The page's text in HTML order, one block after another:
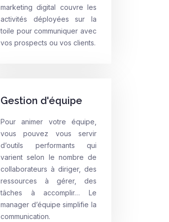
marketing digital couvre les
activités déployées sur la
toile pour communiquer avec
vos prospects ou vos clients.
Gestion d'équipe
Pour animer votre équipe,
vous pouvez vous servir
d’outils performants qui
varient selon le nombre de
collaborateurs à diriger, des
ressources à gérer, des
tâches à accomplir… Le
manager d’équipe simplifie la
communication.